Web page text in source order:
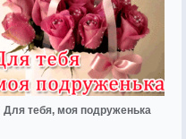
Для тебя, моя подруженька